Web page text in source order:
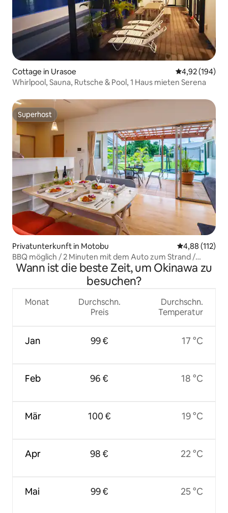
Cottage in Urasoe
4,92 (194)
Whirlpool, Sauna, Rutsche & Pool, 1 Haus mieten Serena
Superhost
Superhost
Privatunterkunft in Motobu
4,88 (112)
BBQ möglich / 2 Minuten mit dem Auto zum Strand /
Heianke-Objekt mit großem Garten
Wann ist die beste Zeit, um Okinawa zu
besuchen?
Monat
Jan
Feb
Mär
Apr
Mai
Durchschn.
Preis
99 €
96 €
100 €
98 €
99 €
Durchschn.
Temperatur
17 °C
18 °C
19 °C
22 °C
25 °C